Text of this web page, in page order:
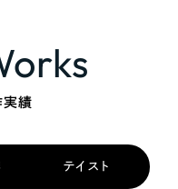
実績
テイスト